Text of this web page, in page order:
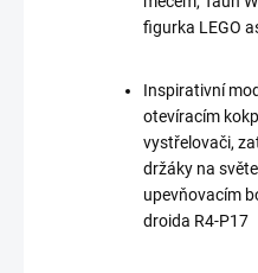
figurka LEGO
Inspirativní
otevíracím
vystřelovači,
držáky na
upevňovacím
droida R4-P17